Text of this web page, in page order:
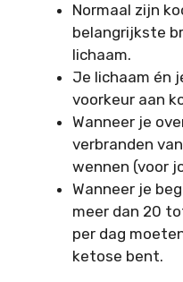
Normaal zijn
belangrijkste
lichaam.
Je lichaam én
voorkeur aan
Wanneer je
verbranden
wennen (voor
Wanneer je
meer dan 20
per dag
ketose bent.